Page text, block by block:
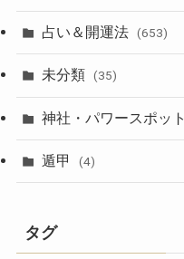
占い＆開運法 (653)
未分類 (35)
神社・パワースポット
遁甲 (4)
タグ